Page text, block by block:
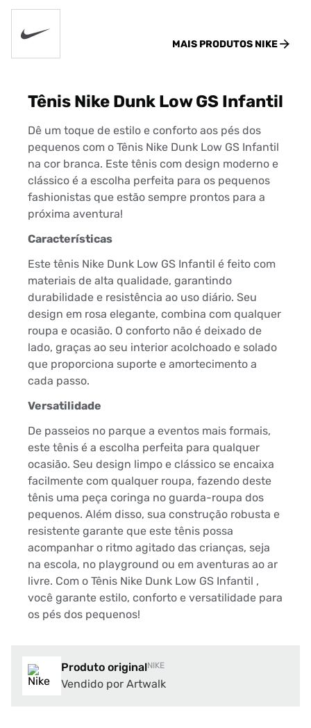
MAIS PRODUTOS NIKE
Tênis Nike Dunk Low GS Infantil
Dê um toque de estilo e conforto aos pés dos
pequenos com o Tênis Nike Dunk Low GS Infantil
na cor branca. Este tênis com design moderno e
clássico é a escolha perfeita para os pequenos
fashionistas que estão sempre prontos para a
próxima aventura!
Características
Este tênis Nike Dunk Low GS Infantil é feito com
materiais de alta qualidade, garantindo
durabilidade e resistência ao uso diário. Seu
design em rosa elegante, combina com qualquer
roupa e ocasião. O conforto não é deixado de
lado, graças ao seu interior acolchoado e solado
que proporciona suporte e amortecimento a
cada passo.
Versatilidade
De passeios no parque a eventos mais formais,
este tênis é a escolha perfeita para qualquer
ocasião. Seu design limpo e clássico se encaixa
facilmente com qualquer roupa, fazendo deste
tênis uma peça coringa no guarda-roupa dos
pequenos. Além disso, sua construção robusta e
resistente garante que este tênis possa
acompanhar o ritmo agitado das crianças, seja
na escola, no playground ou em aventuras ao ar
livre. Com o Tênis Nike Dunk Low GS Infantil ,
você garante estilo, conforto e versatilidade para
os pés dos pequenos!
Produto originalNIKE
Vendido por Artwalk